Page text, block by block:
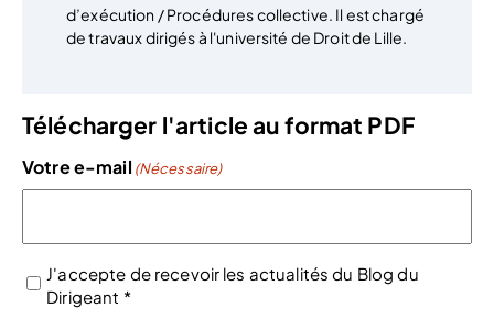
d’exécution / Procédures collective. Il est chargé
de travaux dirigés à l'université de Droit de Lille.
Télécharger l'article au format PDF
Votre e-mail (Nécessaire)
(Nécessaire)
J'accepte de recevoir les actualités du Blog du
Dirigeant *